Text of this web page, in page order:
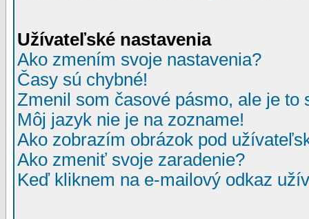
Užívateľské nastavenia
Ako zmením svoje nastavenia?
Časy sú chybné!
Zmenil som časové pásmo, ale je to
Môj jazyk nie je na zozname!
Ako zobrazím obrázok pod
Ako zmeniť svoje zaradenie?
Keď kliknem na e-mailový odkaz